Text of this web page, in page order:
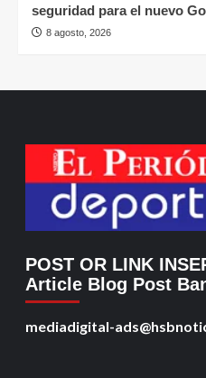
seguridad para el nuevo
8 agosto, 2026
POST OR LINK
Article Blog Post
mediadigital-